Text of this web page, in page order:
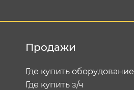
Продажи
Где купить оборудование
Где купить з/ч